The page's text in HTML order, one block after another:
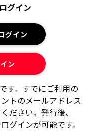
グイン
イン
ン
す。すでにご利用の
トのメールアドレス
ださい。発行後、
グインが可能です。